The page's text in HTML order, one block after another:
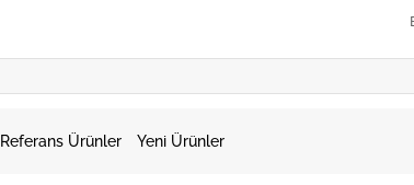
Referans Ürünler Yeni Ürünler